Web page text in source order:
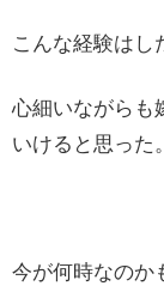
こんな経験はし
心細いながらも
いけると思った。
今が何時なのか